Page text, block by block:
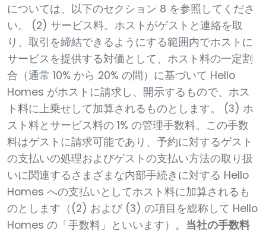
については、以下のセクション 8 を参照してくださ
い。 (2) サービス料。ホストがゲストと連絡を取
り、取引を締結できるようにする範囲内でホストに
サービスを提供する対価として、ホスト料の一定割
合（通常 10% から 20% の間）に基づいて Hello
Homes がホストに請求し、開示するもので、ホス
ト料に上乗せして加算されるものとします。 (3) ホ
スト料とサービス料の 1% の管理手数料。この手数
料はゲストに請求可能であり、予約に対するゲスト
の支払いの処理およびゲストの支払い方法の取り扱
いに関連するさまざまな内部手続きに対する Hello
Homes への支払いとしてホスト料に加算されるも
のとします（(2) および (3) の項目を総称して Hello
Homes の「手数料」といいます）。 当社の手数料